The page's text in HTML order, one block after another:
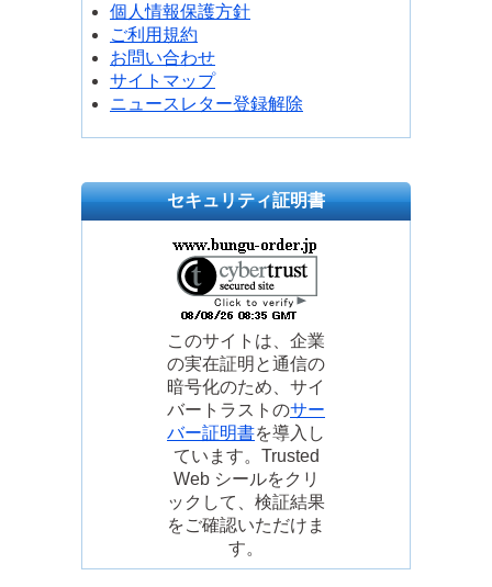
個人情報保護方針
ご利用規約
お問い合わせ
サイトマップ
ニュースレター登録解除
セキュリティ証明書
このサイトは、企業
の実在証明と通信の
暗号化のため、サイ
バートラストのサー
バー証明書を導入し
ています。Trusted
Web シールをクリ
ックして、検証結果
をご確認いただけま
す。